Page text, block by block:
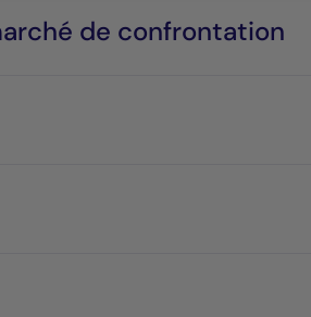
de confrontation